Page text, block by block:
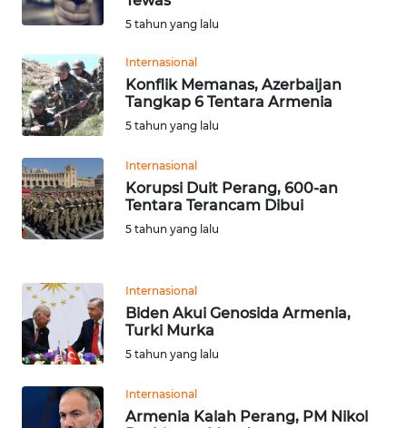
5 tahun yang lalu
Internasional
Konflik Memanas, Azerbaijan
Tangkap 6 Tentara Armenia
5 tahun yang lalu
Internasional
Korupsi Duit Perang, 600-an
Tentara Terancam Dibui
5 tahun yang lalu
Internasional
Biden Akui Genosida Armenia,
Turki Murka
5 tahun yang lalu
Internasional
Armenia Kalah Perang, PM Nikol
NTB
WN
SULTENG
WN
SULBAR
WN
BABEL
WN
SUMSEL
WN
BENGKULU